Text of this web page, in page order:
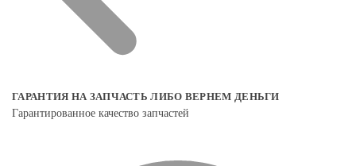
ГАРАНТИЯ НА ЗАПЧАСТЬ ЛИБО ВЕРНЕМ ДЕНЬГИ
Гарантированное качество запчастей